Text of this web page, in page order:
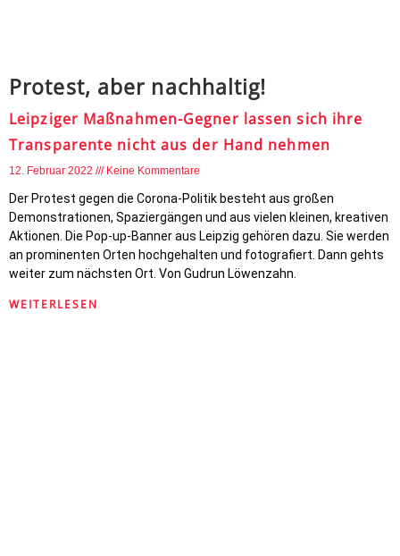
Protest, aber nachhaltig!
Leipziger Maßnahmen-Gegner lassen sich ihre
Transparente nicht aus der Hand nehmen
12. Februar 2022 Keine Kommentare
Der Protest gegen die Corona-Politik besteht aus großen
Demonstrationen, Spaziergängen und aus vielen kleinen, kreativen
Aktionen. Die Pop-up-Banner aus Leipzig gehören dazu. Sie werden
an prominenten Orten hochgehalten und fotografiert. Dann gehts
weiter zum nächsten Ort. Von Gudrun Löwenzahn.
WEITERLESEN